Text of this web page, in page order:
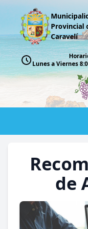
Provincial
Caravelí
Lunes a Viernes
de